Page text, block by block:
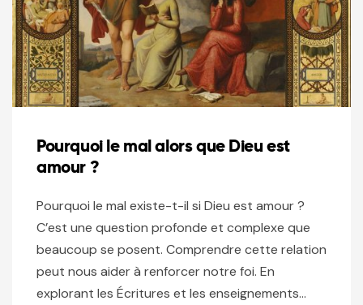
Pourquoi le mal alors que Dieu est
amour ?
Pourquoi le mal existe-t-il si Dieu est amour ?
C’est une question profonde et complexe que
beaucoup se posent. Comprendre cette relation
peut nous aider à renforcer notre foi. En
explorant les Écritures et les enseignements…